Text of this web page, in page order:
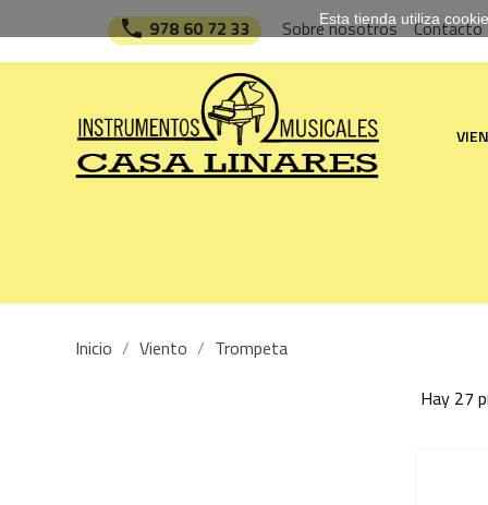
 978 60 72 33 Sobre nosotros Contacto
Inicio Viento
Trompeta
Hay 27
Esta tienda utiliza